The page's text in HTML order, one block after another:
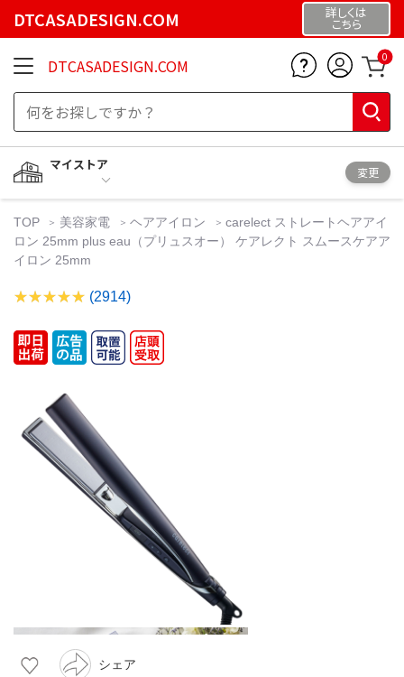
DTCASADESIGN.COM 詳しくは
こちら
DTCASADESIGN.COM 0
マイストア
変更
TOP 美容家電 ヘアアイロン
carelect ストレートヘアアイ
ロン 25mm plus eau（プリュスオー） ケアレクト スムースケアア
イロン 25mm
(2914)
シェア